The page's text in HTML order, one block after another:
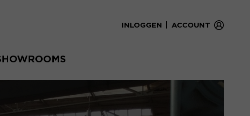
INLOGGEN ACCOUNT